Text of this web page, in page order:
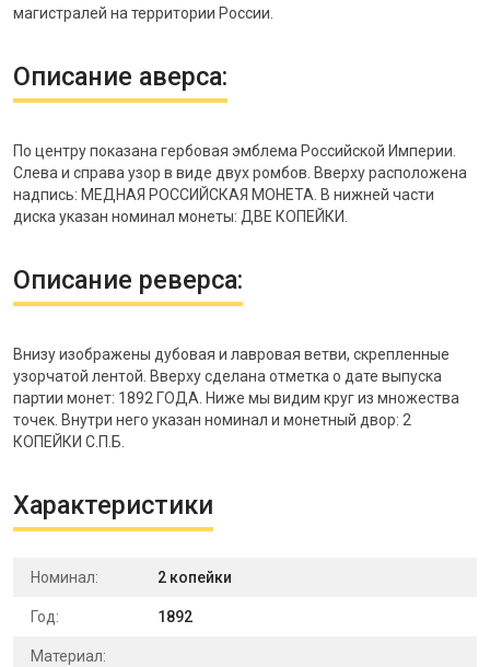
магистралей на территории России.
Описание аверса:
По центру показана гербовая эмблема Российской Империи.
Слева и справа узор в виде двух ромбов. Вверху расположена
надпись: МЕДНАЯ РОССИЙСКАЯ МОНЕТА. В нижней части
диска указан номинал монеты: ДВЕ КОПЕЙКИ.
Описание реверса:
Внизу изображены дубовая и лавровая ветви, скрепленные
узорчатой лентой. Вверху сделана отметка о дате выпуска
партии монет: 1892 ГОДА. Ниже мы видим круг из множества
точек. Внутри него указан номинал и монетный двор: 2
КОПЕЙКИ С.П.Б.
Характеристики
Номинал: 2 копейки
Год: 1892
Материал: